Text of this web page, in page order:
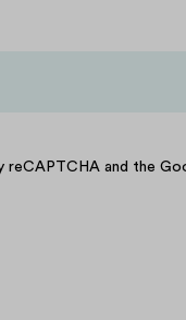
and the